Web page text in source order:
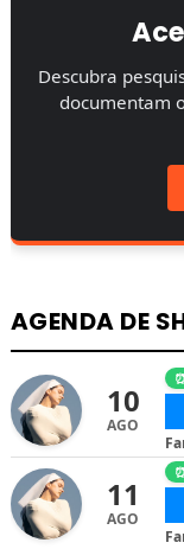
Descubra
documentam
AGENDA DE
10
AGO
11
AGO